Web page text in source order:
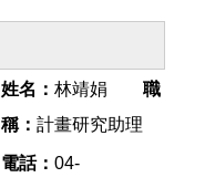
姓名： 林靖娟 職
稱： 計畫研究助理
電話： 04-